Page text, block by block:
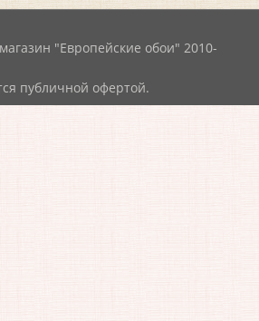
"Европейские обои" 2010-
публичной офертой.